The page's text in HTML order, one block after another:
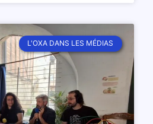
L'OXA DANS LES MÉDIAS